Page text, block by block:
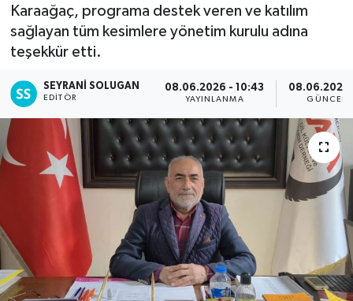
Karaağaç, programa destek veren ve katılım
sağlayan tüm kesimlere yönetim kurulu adına
teşekkür etti.
SEYRANI SOLUGAN
EDITÖR
08.06.2026 - 10:43
YAYINLANMA
08.06.2026